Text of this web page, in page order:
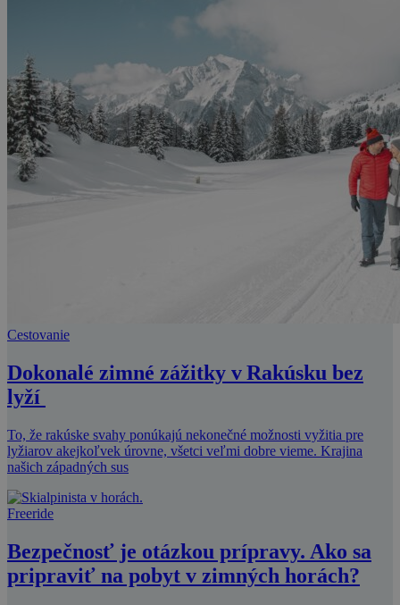
Cestovanie
Dokonalé zimné zážitky v Rakúsku bez
lyží
To, že rakúske svahy ponúkajú nekonečné možnosti vyžitia pre
lyžiarov akejkoľvek úrovne, všetci veľmi dobre vieme. Krajina
našich západných sus
Freeride
Bezpečnosť je otázkou prípravy. Ako sa
pripraviť na pobyt v zimných horách?